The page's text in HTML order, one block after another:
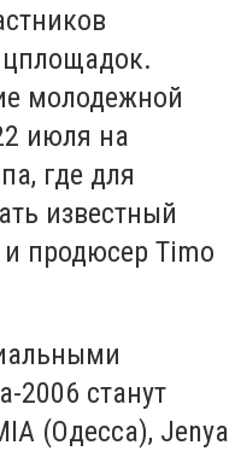
молодежной
июля на
где для
известный
продюсер Timo
2006 станут
(Одесса), Jenya